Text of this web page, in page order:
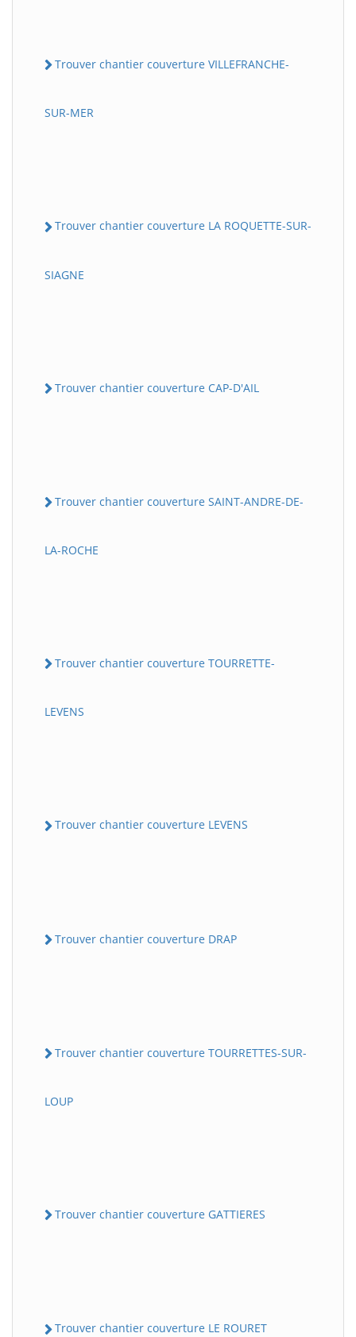
Trouver chantier couverture VILLEFRANCHE-
SUR-MER
Trouver chantier couverture LA ROQUETTE-SUR-
SIAGNE
Trouver chantier couverture CAP-D'AIL
Trouver chantier couverture SAINT-ANDRE-DE-
LA-ROCHE
Trouver chantier couverture TOURRETTE-
LEVENS
Trouver chantier couverture LEVENS
Trouver chantier couverture DRAP
Trouver chantier couverture TOURRETTES-SUR-
LOUP
Trouver chantier couverture GATTIERES
Trouver chantier couverture LE ROURET